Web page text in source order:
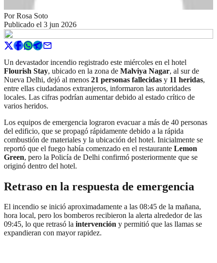
PorRosa Soto
Publicado el 3 jun 2026
Un devastador incendio registrado este miércoles en el hotel
Flourish Stay, ubicado en la zona de Malviya Nagar, al sur de
Nueva Delhi, dejó al menos 21 personas fallecidas y 11 heridas,
entre ellas ciudadanos extranjeros, informaron las autoridades
locales. Las cifras podrían aumentar debido al estado crítico de
varios heridos.
Los equipos de emergencia lograron evacuar a más de 40 personas
del edificio, que se propagó rápidamente debido a la rápida
combustión de materiales y la ubicación del hotel. Inicialmente se
reportó que el fuego había comenzado en el restaurante Lemon
Green, pero la Policía de Delhi confirmó posteriormente que se
originó dentro del hotel.
Retraso en la respuesta de emergencia
El incendio se inició aproximadamente a las 08:45 de la mañana,
hora local, pero los bomberos recibieron la alerta alrededor de las
09:45, lo que retrasó la intervención y permitió que las llamas se
expandieran con mayor rapidez.